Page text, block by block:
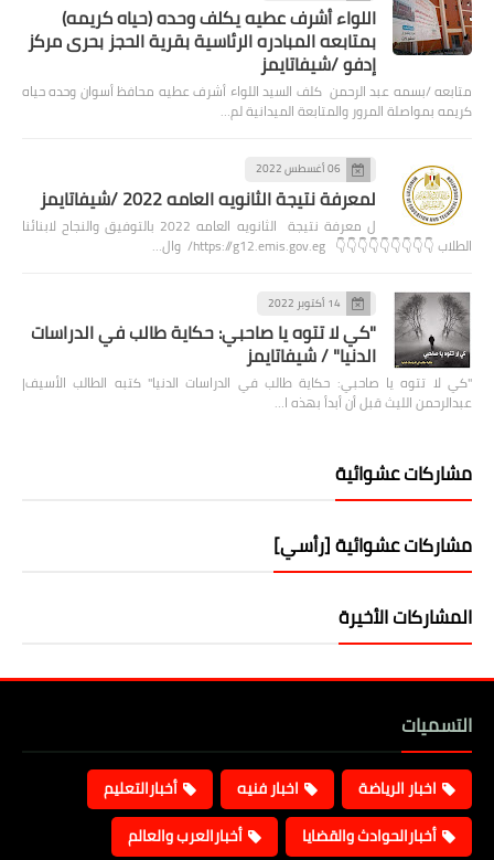
اللواء أشرف عطيه يكلف وحده (حياه كريمه)
بمتابعه المبادره الرئاسية بقرية الحجز بحرى مركز
إدفو /شيفاتايمز
متابعه /بسمه عبد الرحمن كلف السيد اللواء أشرف عطيه محافظ أسوان وحده حياه
كريمه بمواصلة المرور والمتابعة الميدانية لم…
06 أغسطس 2022
لمعرفة نتيجة الثانويه العامه 2022 /شيفاتايمز
ل معرفة نتيجة الثانويه العامه 2022 بالتوفيق والنجاح لابنائنا
الطلاب 👇👇👇👇👇👇👇👇👇 https://g12.emis.gov.eg/ وال…
14 أكتوبر 2022
"كي لا تتوه يا صاحبي: حكاية طالب في الدراسات
الدنيا" / شيفاتايمز
"كي لا تتوه يا صاحبي: حكاية طالب في الدراسات الدنيا" كتبه الطالب الأسيف|
عبدالرحمن الليث قبل أن أبدأ بهذه ا…
مشاركات عشوائية
مشاركات عشوائية [رأسي]
المشاركات الأخيرة
التسميات
اخبار الرياضة اخبار فنيه
أخبارالتعليم
أخبارالحوادث والقضايا
أخبارالعرب والعالم